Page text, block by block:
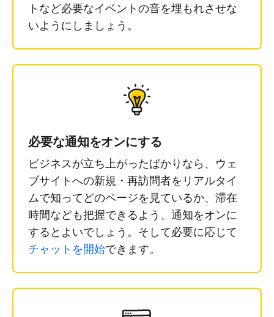
トなど必要なイベントの音を埋もれさせな
いようにしましょう。
必要な通知をオンにする
ビジネスが立ち上がったばかりなら、ウェ
ブサイトへの新規・再訪問者をリアルタイ
ムで知ってどのページを見ているか、滞在
時間なども把握できるよう、通知をオンに
するとよいでしょう。そして必要に応じて
チャットを開始できます。